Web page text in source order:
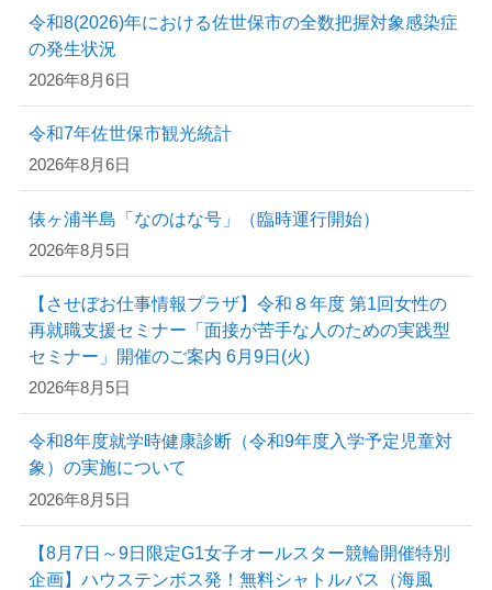
令和8(2026)年における佐世保市の全数把握対象感染症
の発生状況
2026年8月6日
令和7年佐世保市観光統計
2026年8月6日
俵ヶ浦半島「なのはな号」（臨時運行開始）
2026年8月5日
【させぼお仕事情報プラザ】令和８年度 第1回女性の
再就職支援セミナー「面接が苦手な人のための実践型
セミナー」開催のご案内 6月9日(火)
2026年8月5日
令和8年度就学時健康診断（令和9年度入学予定児童対
象）の実施について
2026年8月5日
【8月7日～9日限定G1女子オールスター競輪開催特別
企画】ハウステンボス発！無料シャトルバス（海風